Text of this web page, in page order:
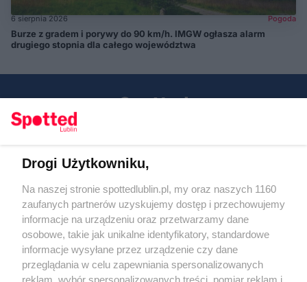
6 sierpnia 2026 Pogoda
Burze z gradem i porywy do 90 km/h. IMGW ogłasza alarm
drugiego stopnia dla całego województwa
KATEGORIE
Regulamin
Polityka prywatności
RODO
Warunki korzystania z treści
Drogi Użytkowniku,
Na naszej stronie spottedlublin.pl, my oraz naszych 1160
zaufanych partnerów uzyskujemy dostęp i przechowujemy
informacje na urządzeniu oraz przetwarzamy dane
osobowe, takie jak unikalne identyfikatory, standardowe
informacje wysyłane przez urządzenie czy dane
przeglądania w celu zapewniania spersonalizowanych
reklam, wybór spersonalizowanych treści, pomiar reklam i